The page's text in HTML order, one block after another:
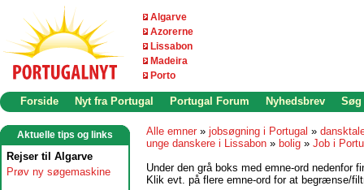
Algarve
Azorerne
Lissabon
Madeira
Porto
Forside Nyt fra Portugal Portugal Forum Nyhedsbrev Søg
Aktuelle tips og links
Rejser til Algarve
Prøv ny søgemaskine
Alle emner » jobsøgning i Portugal »
unge danskere i Lissabon » bolig » Job i
Under den grå boks med emne-ord nedenfor
Klik evt. på flere emne-ord for at begrænse/